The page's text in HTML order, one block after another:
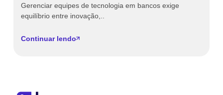
Gerenciar equipes de tecnologia em bancos exige
equilíbrio entre inovação,..
Continuar lendo